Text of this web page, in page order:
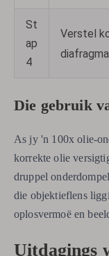
St
ap
4
Verstel
diafragma
Die gebruik
As jy 'n 100x olie-
korrekte olie
druppel
die objektieflens
oplosvermoë en
Uitdagings